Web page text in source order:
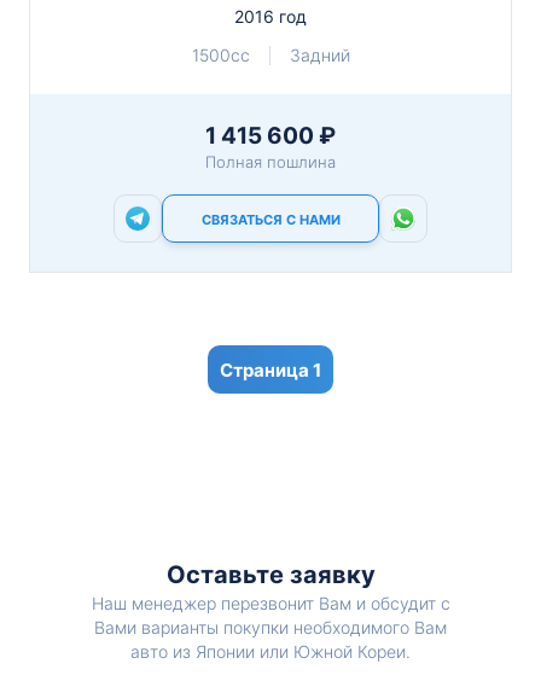
2016 год
1500cc
Задний
1 415 600 ₽
Полная пошлина
СВЯЗАТЬСЯ С НАМИ
1
Оставьте заявку
Наш менеджер перезвонит Вам и обсудит с
Вами варианты покупки необходимого Вам
авто из Японии или Южной Кореи.